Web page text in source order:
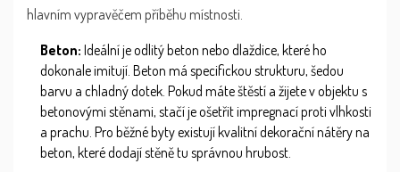
hlavním vypravěčem příběhu místnosti.
Beton: Ideální je odlitý beton nebo dlaždice, které ho
dokonale imitují. Beton má specifickou strukturu, šedou
barvu a chladný dotek. Pokud máte štěstí a žijete v objektu s
betonovými stěnami, stačí je ošetřit impregnací proti vlhkosti
a prachu. Pro běžné byty existují kvalitní dekorační nátěry na
beton, které dodají stěně tu správnou hrubost.